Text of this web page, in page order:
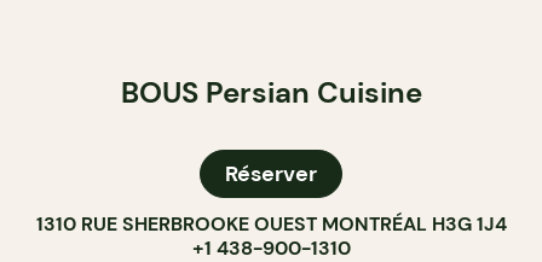
BOUS Persian Cuisine
Réserver
1310 RUE SHERBROOKE OUEST MONTRÉAL H3G 1J4
+1 438-900-1310